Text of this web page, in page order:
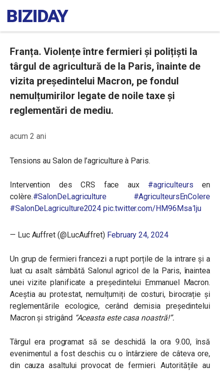
Franța. Violențe între fermieri și polițiști la
târgul de agricultură de la Paris, înainte de
vizita președintelui Macron, pe fondul
nemulțumirilor legate de noile taxe și
reglementări de mediu.
acum 2 ani
Tensions au Salon de l’agriculture à Paris.
Intervention des CRS face aux #agriculteurs en
colère.#SalonDeLagriculture
#AgriculteursEnColere
#SalonDeLagriculture2024 pic.twitter.com/HM96Msa1ju
— Luc Auffret (@LucAuffret) February 24, 2024
Un grup de fermieri francezi a rupt porțile de la intrare și a
luat cu asalt sâmbătă Salonul agricol de la Paris, înaintea
unei vizite planificate a președintelui Emmanuel Macron.
Aceștia au protestat, nemulțumiți de costuri, birocrație și
reglementările ecologice, cerând demisia președintelui
Macron și strigând “Aceasta este casa noastră!”.
Târgul era programat să se deschidă la ora 9.00, însă
evenimentul a fost deschis cu o întârziere de câteva ore,
din cauza asaltului provocat de fermieri. Autoritățile au